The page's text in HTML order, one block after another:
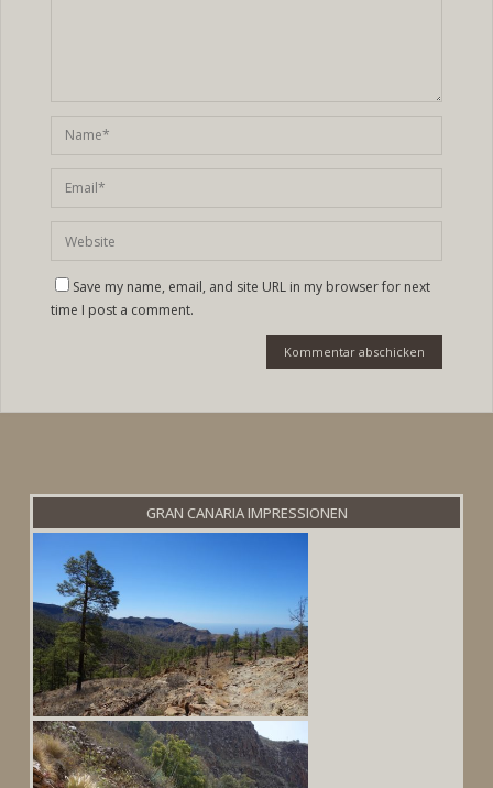
Save my name, email, and site URL in my browser for next
time I post a comment.
GRAN CANARIA IMPRESSIONEN